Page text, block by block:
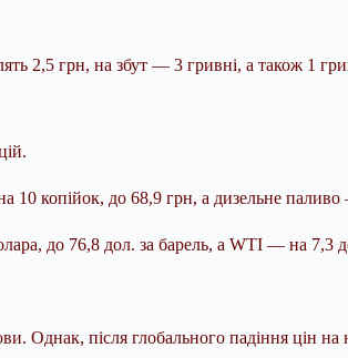
2,5 грн, на збут — 3 гривні, а також 1
копійок, до 68,9 грн, а дизельне
до 76,8 дол. за барель, а WTI — на 7,3
Однак, після глобального падіння цін на